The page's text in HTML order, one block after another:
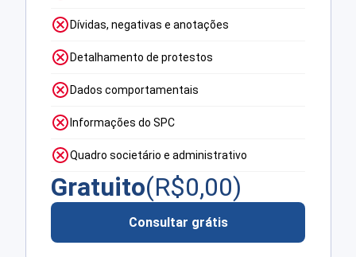
Dívidas, negativas e anotações
Detalhamento de protestos
Dados comportamentais
Informações do SPC
Quadro societário e administrativo
Gratuito(R$0,00)
Consultar grátis